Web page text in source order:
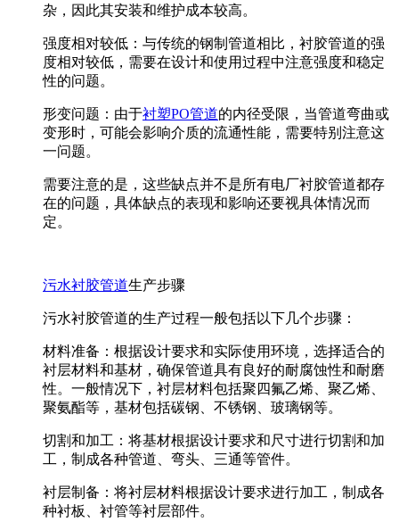
杂，因此其安装和维护成本较高。
强度相对较低：与传统的钢制管道相比，衬胶管道的强
度相对较低，需要在设计和使用过程中注意强度和稳定
性的问题。
形变问题：由于衬塑PO管道的内径受限，当管道弯曲或
变形时，可能会影响介质的流通性能，需要特别注意这
一问题。
需要注意的是，这些缺点并不是所有电厂衬胶管道都存
在的问题，具体缺点的表现和影响还要视具体情况而
定。
污水衬胶管道生产步骤
污水衬胶管道的生产过程一般包括以下几个步骤：
材料准备：根据设计要求和实际使用环境，选择适合的
衬层材料和基材，确保管道具有良好的耐腐蚀性和耐磨
性。一般情况下，衬层材料包括聚四氟乙烯、聚乙烯、
聚氨酯等，基材包括碳钢、不锈钢、玻璃钢等。
切割和加工：将基材根据设计要求和尺寸进行切割和加
工，制成各种管道、弯头、三通等管件。
衬层制备：将衬层材料根据设计要求进行加工，制成各
种衬板、衬管等衬层部件。